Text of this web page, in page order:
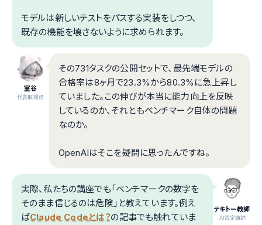
モデルは新しいテストをパスする実装をしつつ、
既存の機能を壊さないように求められます。
室谷
代表取締役
その731タスクの公開セットで、最先端モデルの
合格率は8ヶ月で23.3%から80.3%に急上昇し
ていました。この伸びが本当に能力向上を反映
しているのか、それともベンチマーク自体の問題
なのか。
OpenAIはそこを疑問に思ったんですね。
テキトー教師
.AI認定講師
実際、私たちの講座でも「ベンチマークの数字を
そのまま信じるのは危険」と教えています。例え
ばClaude Codeとは？の記事でも触れていま